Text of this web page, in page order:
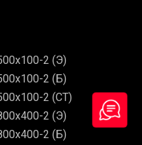
2 (Э)
2 (Б)
2 (СТ)
2 (Э)
2 (Б)